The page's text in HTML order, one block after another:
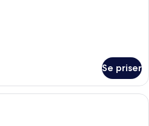
Se priser
City Twin Panorama Room | Safe